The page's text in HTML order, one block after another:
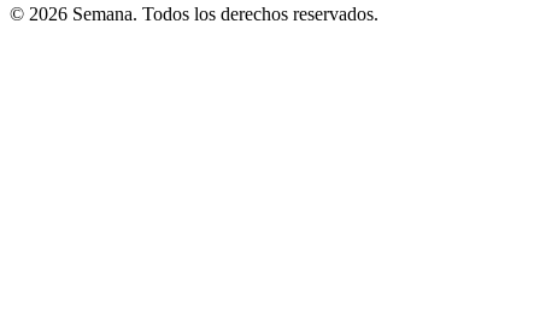
© 2026 Semana. Todos los derechos reservados.